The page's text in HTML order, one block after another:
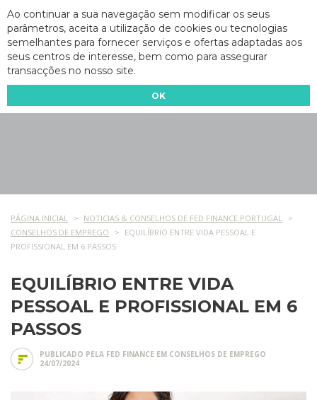
Ao continuar a sua navegação sem modificar os seus
parâmetros, aceita a utilização de cookies ou tecnologias
semelhantes para fornecer serviços e ofertas adaptadas aos
seus centros de interesse, bem como para assegurar
transacções no nosso site.
OK
PÁGINA INICIAL
NOTICIAS & CONSELHOS DE FED FINANCE PORTUGAL
CONSELHOS DE EMPREGO
EQUILÍBRIO ENTRE VIDA PESSOAL E
PROFISSIONAL EM 6 PASSOS
EQUILÍBRIO ENTRE VIDA
PESSOAL E PROFISSIONAL EM 6
PASSOS
PUBLICADO PELA FED FINANCE EM CONSELHOS DE EMPREGO
24/07/2024